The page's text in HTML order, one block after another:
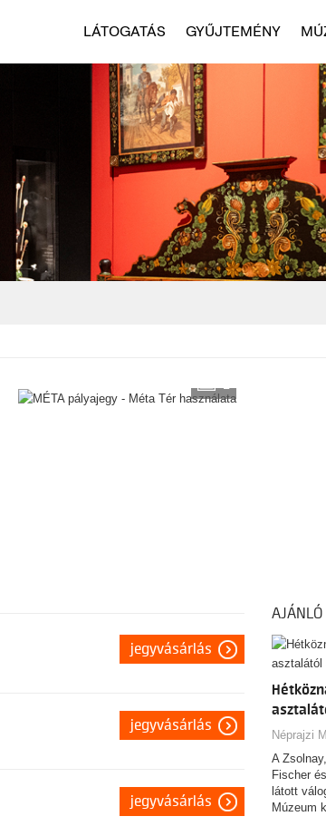
LÁTOGATÁS GYŰJTEMÉNY
2
jegyvásárlás
jegyvásárlás
jegyvásárlás
AJÁNLÓ
Néprajzi
A
Fischer
látott
Múzeum